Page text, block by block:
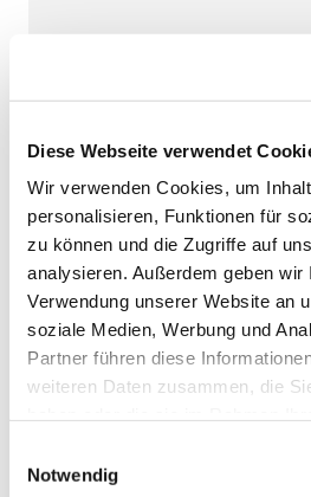
Diese Webseite verwendet
Wir verwenden Cookies, um
personalisieren, Funktionen für
zu können und die Zugriffe auf
analysieren. Außerdem geben
Verwendung unserer Website an
soziale Medien, Werbung und
Partner führen diese
weiteren Daten zusammen, die
Notwendig
Lesehore
und die Laudes
.
stiller Meditation.
ZumMitbetenempfehlen wir
das auch als kostenlose
zur Verfügung steht.